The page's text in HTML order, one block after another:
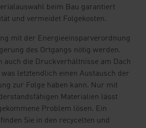
beim Bau garantiert
und vermeidet Folgekosten.
mit der Energieeinsparverordnung
des Ortgangs nötig werden.
auch die Druckverhältnisse am Dach
letztendlich einen Austausch der
zur Folge haben kann. Nur mit
Materialien lässt
Problem lösen. Ein
Sie in den recycelten und